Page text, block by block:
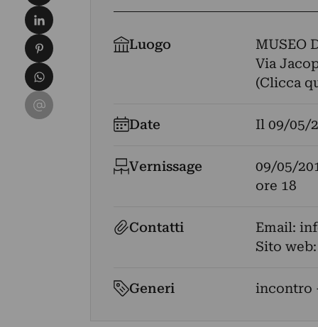
Luogo
MUSEO
Via
(Clicca
Date Il 09/05/
Vernissage
09/05/
ore 18
Contatti Email:
Sito web:
Generi incontro
Condividi su LinkedIn
Condividi su Pinterest
Condividi su WhatsApp
Condividi su Email